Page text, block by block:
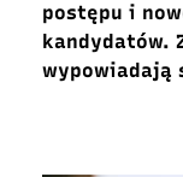
postępu i
kandydatów.
wypowiadają